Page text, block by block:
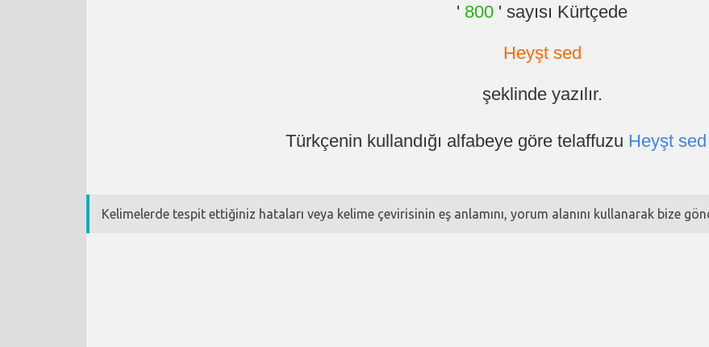
' 800 ' sayısı Kürtçede
Heyşt sed
şeklinde yazılır.
Türkçenin kullandığı alfabeye göre telaffuzu Heyşt sed
Kelimelerde tespit ettiğiniz hataları veya kelime çevirisinin eş anlamını, yorum alanını kullanarak bize